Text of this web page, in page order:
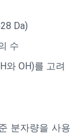
Da)
수
와 OH)를 고려
분자량을 사용